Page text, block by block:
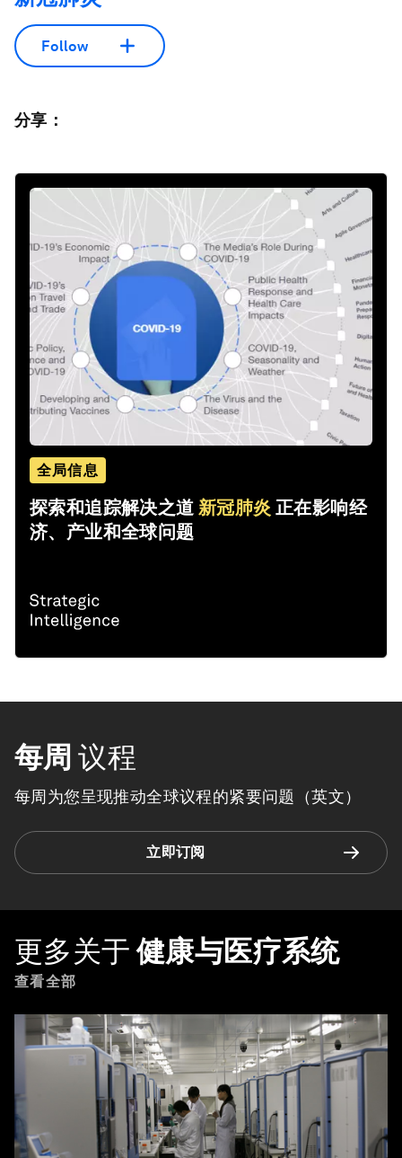
Follow
分享：
全局信息
探索和追踪解决之道新冠肺炎 正在影响经
济、产业和全球问题
每周 议程
每周为您呈现推动全球议程的紧要问题（英文）
立即订阅
更多关于 健康与医疗系统
查看全部